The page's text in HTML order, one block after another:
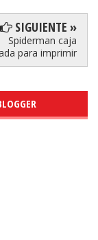
SIGUIENTE »
Spiderman caja
para imprimir